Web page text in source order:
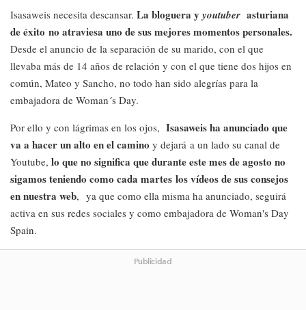
Isasaweis necesita descansar. La bloguera y youtuber asturiana
de éxito no atraviesa uno de sus mejores momentos personales.
Desde el anuncio de la separación de su marido, con el que
llevaba más de 14 años de relación y con el que tiene dos hijos en
común, Mateo y Sancho, no todo han sido alegrías para la
embajadora de Woman´s Day.
Por ello y con lágrimas en los ojos, Isasaweis ha anunciado que
va a hacer un alto en el camino y dejará a un lado su canal de
Youtube, lo que no significa que durante este mes de agosto no
sigamos teniendo como cada martes los vídeos de sus consejos
en nuestra web, ya que como ella misma ha anunciado, seguirá
activa en sus redes sociales y como embajadora de Woman's Day
Spain.
Publicidad